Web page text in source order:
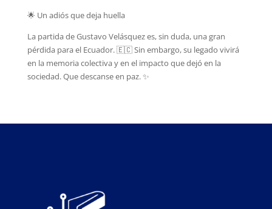
🌟 Un adiós que deja huella
La partida de Gustavo Velásquez es, sin duda, una gran
pérdida para el Ecuador. 🇪🇨 Sin embargo, su legado vivirá
en la memoria colectiva y en el impacto que dejó en la
sociedad. Que descanse en paz. ✨